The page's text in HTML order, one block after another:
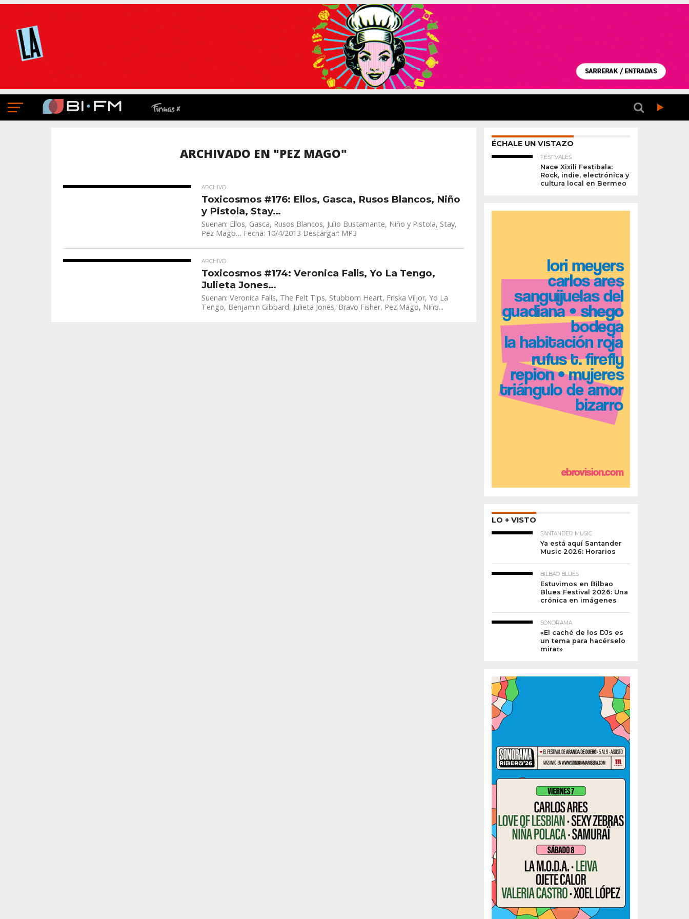
ARCHIVADO EN "PEZ MAGO"
ARCHIVO
Toxicosmos #176: Ellos, Gasca, Rusos Blancos, Niño
y Pistola, Stay…
Suenan: Ellos, Gasca, Rusos Blancos, Julio Bustamante, Niño y Pistola, Stay,
Pez Mago… Fecha: 10/4/2013 Descargar: MP3
ARCHIVO
Toxicosmos #174: Veronica Falls, Yo La Tengo,
Julieta Jones…
Suenan: Veronica Falls, The Felt Tips, Stubborn Heart, Friska Viljor, Yo La
Tengo, Benjamin Gibbard, Julieta Jones, Bravo Fisher, Pez Mago, Niño...
ÉCHALE UN VISTAZO
FESTIVALES
Nace Xixili Festibala:
Rock, indie, electrónica y
cultura local en Bermeo
LO + VISTO
SANTANDER MUSIC
Ya está aquí Santander
Music 2026: Horarios
BILBAO BLUES
Estuvimos en Bilbao
Blues Festival 2026: Una
crónica en imágenes
SONORAMA
«El caché de los DJs es
un tema para hacérselo
mirar»